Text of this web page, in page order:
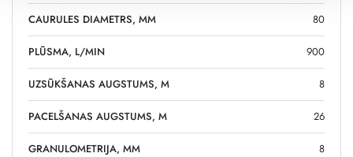
CAURULES DIAMETRS, MM 80
PLŪSMA, L/MIN 900
UZSŪKŠANAS AUGSTUMS, M 8
PACELŠANAS AUGSTUMS, M 26
GRANULOMETRIJA, MM 8